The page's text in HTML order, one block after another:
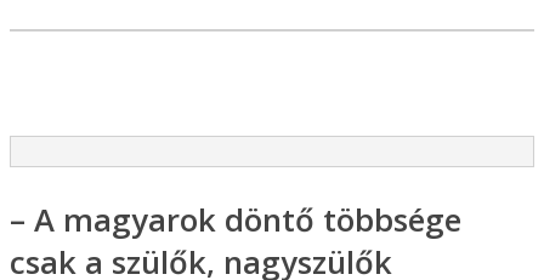
– A magyarok döntő többsége
csak a szülők, nagyszülők